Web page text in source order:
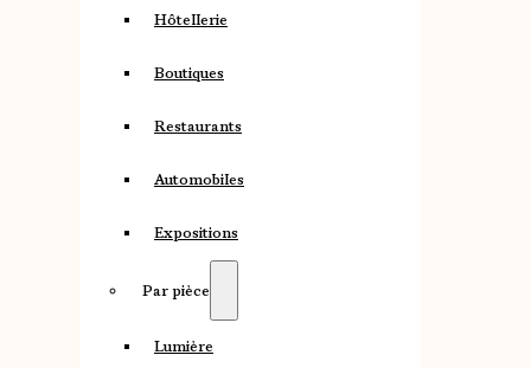
Hôtellerie
Boutiques
Restaurants
Automobiles
Expositions
Par pièce
Lumière